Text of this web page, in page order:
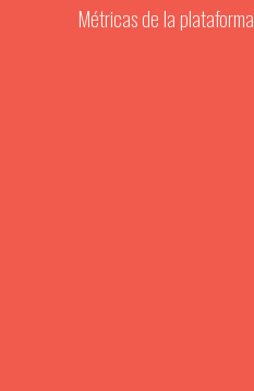
Métricas de la plataforma